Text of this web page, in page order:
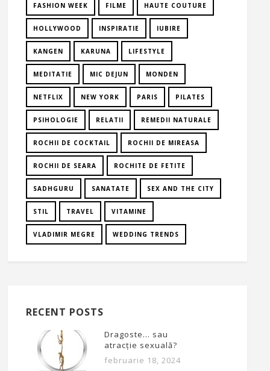
FASHION WEEK FILME HAUTE COUTURE
HOLLYWOOD INSPIRATIE IUBIRE
KANGEN KARUNA LIFESTYLE
MEDITATIE MIC DEJUN MONDEN
NETFLIX NEW YORK PARIS PILATES
PSIHOLOGIE RELATII REMEDII NATURALE
ROCHII DE COCKTAIL ROCHII DE MIREASA
ROCHII DE SEARA ROCHITE DE FETITE
SADHGURU SANATATE SEX AND THE CITY
STIL TRAVEL VITAMINE
VLADIMIR MEGRE WEDDING TRENDS
RECENT POSTS
Dragoste… sau
atracție sexuală?
februarie 18, 2024